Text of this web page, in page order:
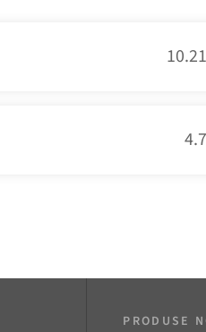
PRODUSE